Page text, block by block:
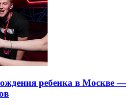
ребенка в Москве —